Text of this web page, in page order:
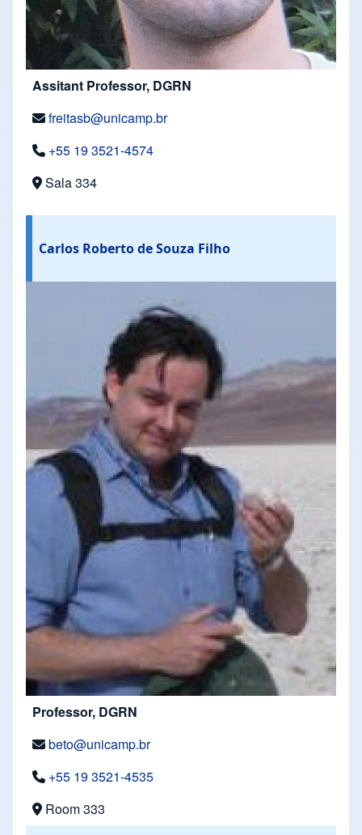
Assitant Professor, DGRN
freitasb@unicamp.br
+55 19 3521-4574
Sala 334
Carlos Roberto de Souza Filho
Professor, DGRN
beto@unicamp.br
+55 19 3521-4535
Room 333